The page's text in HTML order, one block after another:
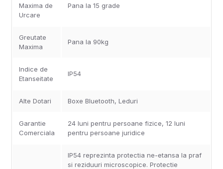
Maxima de
Urcare
Pana la 15 grade
Greutate
Maxima
Pana la 90kg
Indice de
Etanseitate
IP54
Alte Dotari Boxe Bluetooth, Leduri
Garantie
Comerciala
24 luni pentru persoane fizice, 12 luni
pentru persoane juridice
IP54 reprezinta protectia ne-etansa la praf
si reziduuri microscopice. Protectie